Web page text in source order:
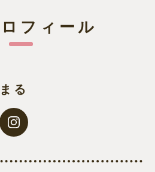
フィール
まる